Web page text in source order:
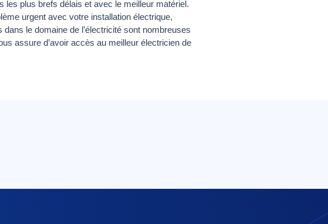
les plus brefs délais et avec le meilleur matériel.
urgent avec votre installation électrique,
le domaine de l’électricité sont nombreuses
assure d’avoir accès au meilleur électricien de